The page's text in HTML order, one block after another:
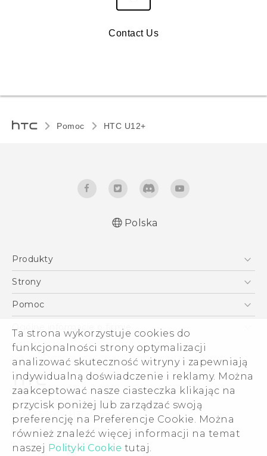
Ta strona wykorzystuje cookies do
funkcjonalności strony optymalizacji
analizować skuteczność witryny i zapewniają
indywidualną doświadczenie i reklamy. Można
zaakceptować nasze ciasteczka klikając na
przycisk poniżej lub zarządzać swoją
preferencję na Preferencje Cookie. Można
również znaleźć więcej informacji na temat
naszej Polityki Cookie tutaj.
Contact Us
Pomoc HTC U12+‎
Polish - Wytyczne dotyczące bezpieczeństwa i
wytyczne wymagane przez prawo
Polska
Produkty
Smartfony
VIVE
Akcesoria
Strony
HTC Vive
Pomoc
Pomoc E-commerce
Ogólne informacje o firmie
ESG
Informacje o firmie
Dla inwestorów (angielski)
Cookie Preferences
Kariera
Security and Privacy Whitepaper
© 2011-2026 HTC Corporation
Warunki prawne